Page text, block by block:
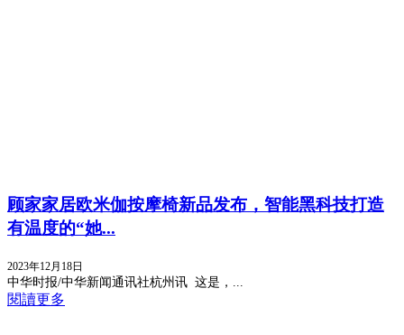
顾家家居欧米伽按摩椅新品发布，智能黑科技打造
有温度的“她...
2023年12月18日
中华时报/中华新闻通讯社杭州讯 这是，...
閱讀更多